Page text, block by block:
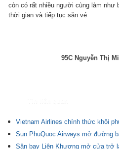
còn có rất nhiều người cùng làm như
thời gian và tiếp tục săn vé
95C Nguyễn Thị
Vietnam Airlines chính thức khôi
Sun PhuQuoc Airways mở đường
Sân bay Liên Khương mở cửa trở